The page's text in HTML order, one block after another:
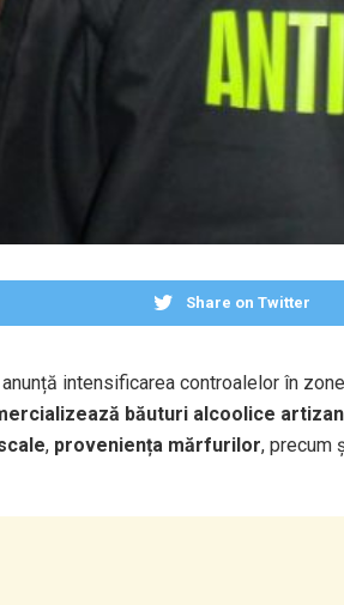
Share on Twitter
intensificarea controalelor în
băuturi alcoolice
, proveniența mărfurilor, precum